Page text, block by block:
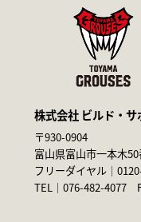
株式会社 ビルド・サ
〒930-0904
富山県富山市一本木
フリーダイヤル｜
TEL｜076-482-4077